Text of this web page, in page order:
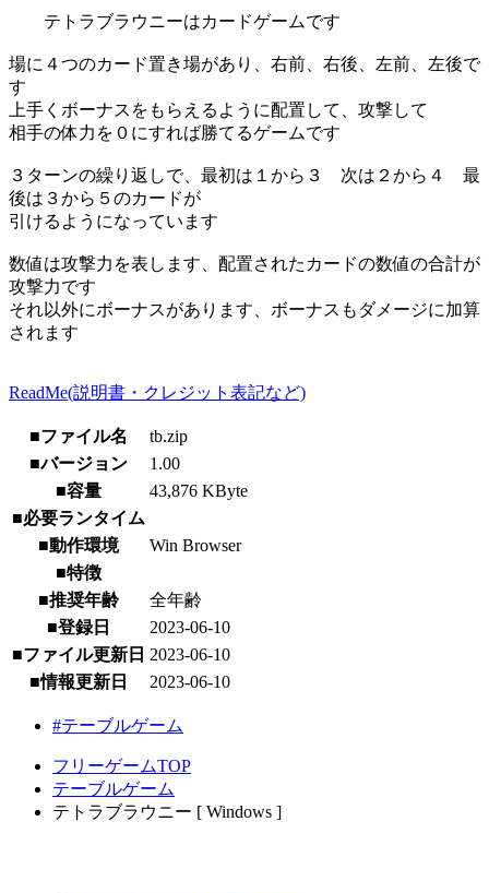
テトラブラウニーはカードゲームです
場に４つのカード置き場があり、右前、右後、左前、左後で
す
上手くボーナスをもらえるように配置して、攻撃して
相手の体力を０にすれば勝てるゲームです
３ターンの繰り返しで、最初は１から３ 次は２から４ 最
後は３から５のカードが
引けるようになっています
数値は攻撃力を表します、配置されたカードの数値の合計が
攻撃力です
それ以外にボーナスがあります、ボーナスもダメージに加算
されます
ReadMe(説明書・クレジット表記など)
■ファイル名
tb.zip
■バージョン
1.00
■容量
43,876 KByte
■必要ランタイム
■動作環境
Win Browser
■特徴
■推奨年齢
全年齢
■登録日
2023-06-10
■ファイル更新日 2023-06-10
■情報更新日
2023-06-10
#テーブルゲーム
フリーゲームTOP
テーブルゲーム
テトラブラウニー [ Windows ]